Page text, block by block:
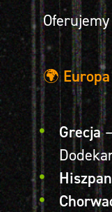
🌍Europa
Grecja